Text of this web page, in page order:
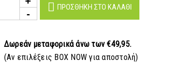
ΠΡΟΣΘΉΚΗ ΣΤΟ ΚΑΛΆΘΙ
Δωρεάν μεταφορικάάνω των €49,95.
(Αν επιλέξεις BOX NOW για αποστολή)